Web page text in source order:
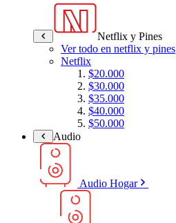
Netflix y Pines
Ver todo en netflix y pines
Netflix
$20.000
$30.000
$35.000
$40.000
$50.000
Audio
Audio Hogar